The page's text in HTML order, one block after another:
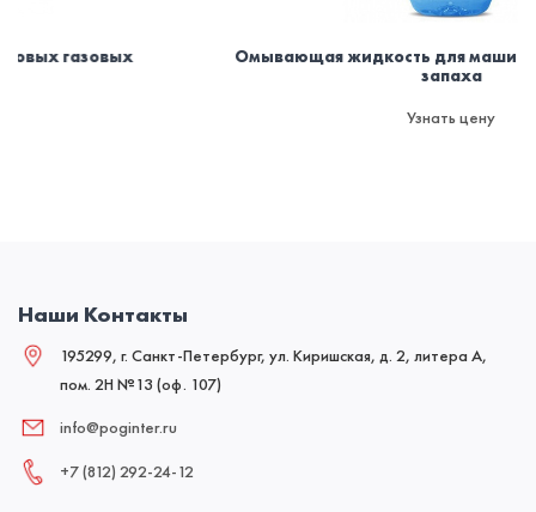
Омывающая жидкость для машины зимняя -30. Без
Наши Контакты
195299, г. Санкт-Петербург, ул. Киришская, д. 2, литера А,
пом. 2Н №13 (оф. 107)
info@poginter.ru
+7 (812) 292‑24‑12